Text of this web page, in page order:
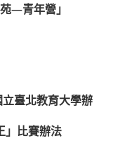
—青年營」
臺北教育大學辦
」比賽辦法